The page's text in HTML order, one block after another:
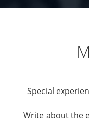
Special
Write about the